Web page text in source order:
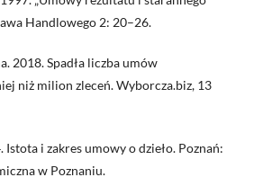
Handlowego 2: 20–26.
2018. Spadła liczba umów
niż milion zleceń. Wyborcza.biz, 13
i zakres umowy o dzieło. Poznań:
w Poznaniu.